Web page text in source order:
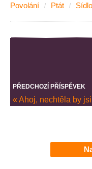
Povolání
Ptát Sídlo
PŘEDCHOZÍ PŘÍSPĚVEK
« Ahoj, nechtěla by